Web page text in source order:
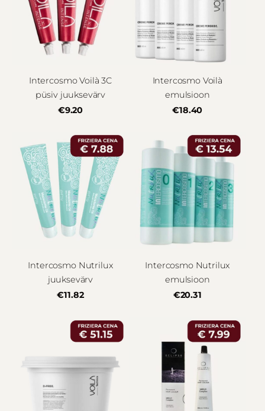
Intercosmo Voilà 3C
püsiv juuksevärv
€9.20
Intercosmo Voilà
emulsioon
€18.40
Intercosmo Nutrilux
juuksevärv
€11.82
Intercosmo Nutrilux
emulsioon
€20.31